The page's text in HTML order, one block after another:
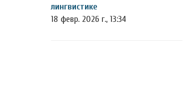
лингвистике
18 февр. 2026 г., 13:34